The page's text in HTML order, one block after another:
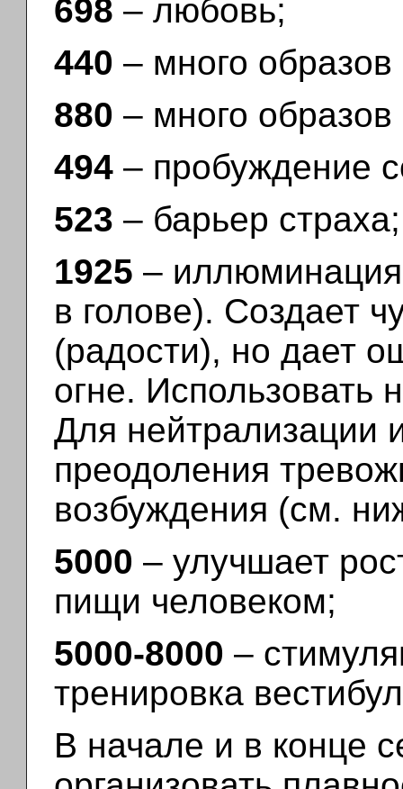
698 – любовь;
440 – много
880 – много
494 – пробуждение
523 – барьер страха;
1925 – иллюминация
в голове). Создает
(радости), но дает
огне. Использовать
Для нейтрализации
преодоления
возбуждения (см.
5000 – улучшает
пищи человеком;
5000-8000 –
тренировка
В начале и в конце